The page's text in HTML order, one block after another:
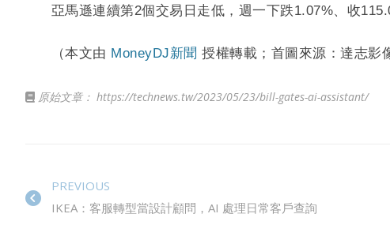
亞馬遜連續第2個交易日走低，週一下跌1.07%、收
（本文由 MoneyDJ新聞 授權轉載；首圖來源：達志影
原始文章： https://technews.tw/2023/05/23/bill-gates-ai-assistant/
PREVIOUS
IKEA：客服轉型當設計顧問，AI 處理日常客戶查詢